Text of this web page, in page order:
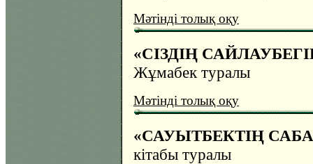
Мәтінді толық оқу
«СІЗДІҢ
Жұмабек туралы
Мәтінді толық оқу
«САУЫТБЕКТІҢ
кітабы туралы